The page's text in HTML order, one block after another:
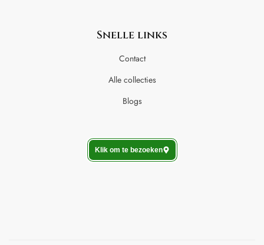
Snelle links
Contact
Alle collecties
Blogs
Klik om te bezoeken